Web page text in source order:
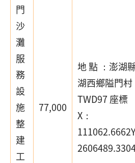
門
沙
灘
服
務
設
施
整
建
工
77,000
地 點 ：澎湖
湖西鄉隘門村
TWD97 座標
X：